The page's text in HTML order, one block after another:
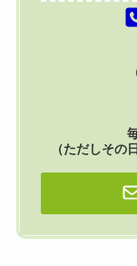
（ただしその